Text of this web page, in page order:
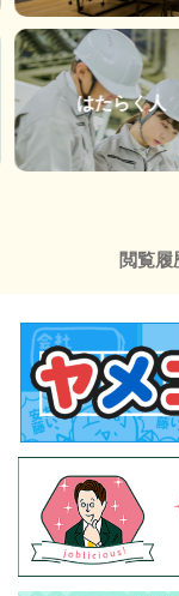
はたらく人
閲覧